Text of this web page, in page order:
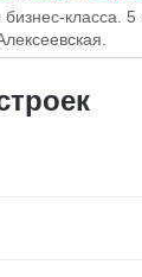
класса. 5